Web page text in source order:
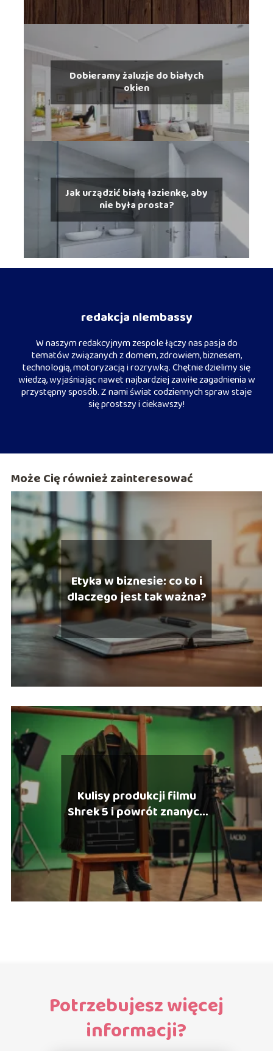
Dobieramy żaluzje do białych
okien
Jak urządzić białą łazienkę, aby
nie była prosta?
redakcja nlembassy
W naszym redakcyjnym zespole łączy nas pasja do
tematów związanych z domem, zdrowiem, biznesem,
technologią, motoryzacją i rozrywką. Chętnie dzielimy się
wiedzą, wyjaśniając nawet najbardziej zawiłe zagadnienia w
przystępny sposób. Z nami świat codziennych spraw staje
się prostszy i ciekawszy!
Może Cię również zainteresować
Etyka w biznesie: co to i
dlaczego jest tak ważna?
Kulisy produkcji filmu
Shrek 5 i powrót znanych
aktorów
Potrzebujesz więcej
informacji?